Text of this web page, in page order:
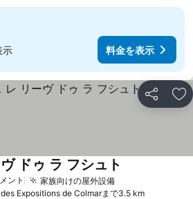
示 料金を表示
シェア お
ント 家族向けの屋外設備
ドゥ ラ フシュト
Expositions de Colmarまで3.5 km